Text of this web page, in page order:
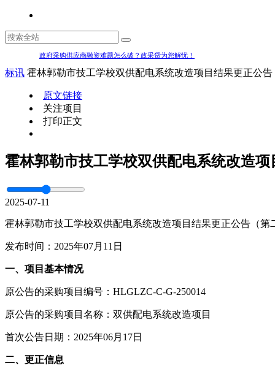
政府采购供应商融资难题怎么破？政采贷为您解忧！
标讯 霍林郭勒市技工学校双供配电系统改造项目结果更正公告
原文链接
关注项目
打印正文
霍林郭勒市技工学校双供配电系统改造项
2025-07-11
霍林郭勒市技工学校双供配电系统改造项目结果更正公告（第
发布时间：2025年07月11日
一、项目基本情况
原公告的采购项目编号：HLGLZC-C-G-250014
原公告的采购项目名称：双供配电系统改造项目
首次公告日期：2025年06月17日
二、更正信息